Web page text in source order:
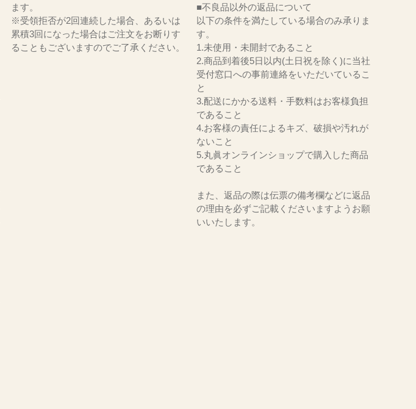
ます。
※受領拒否が2回連続した場合、あるいは
累積3回になった場合はご注文をお断りす
ることもございますのでご了承ください。
■不良品以外の返品について
以下の条件を満たしている場合のみ承りま
す。
1.未使用・未開封であること
2.商品到着後5日以内(土日祝を除く)に当社
受付窓口への事前連絡をいただいているこ
と
3.配送にかかる送料・手数料はお客様負担
であること
4.お客様の責任によるキズ、破損や汚れが
ないこと
5.丸眞オンラインショップで購入した商品
であること
また、返品の際は伝票の備考欄などに返品
の理由を必ずご記載くださいますようお願
いいたします。